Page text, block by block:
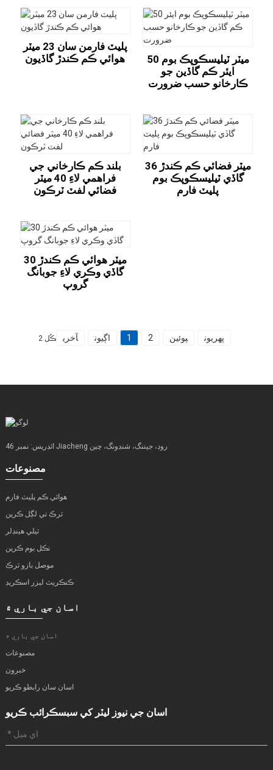
پليٽ فارمن سان 23 ميٽر
هوائي ڪم ڪندڙ گاڏيون
50 ميٽر ٽيليسڪوپڪ بوم
ايئر ڪم گاڏين جو
ڪارخانو حسب ضرورت
بلند ڪم ڪارخاني جي
فراهمي لاءِ 40 ميٽر
فضائي لفٽ ٽرڪون
36 ميٽر فضائي ڪم ڪندڙ
گاڏي ٽيليسڪوپڪ بوم
پليٽ فارم
30 ميٽر هوائي ڪم ڪندڙ
گاڏي وڪري لاءِ جوبانگ
گروپ
پهريون پوئين 1 2 اڳيون آخري ڪُل 2
ائڊريس: نمبر 46 Jiacheng روڊ، جيننگ، شنڊونگ، چين
مصنوعات
هوائي ڪم پليٽ فارم
ٽرڪ تي لڳل ڪرين
ٽيلي هينڊلر
نڪل بوم ڪرين
موصل بازو ٽرڪ
ڪنڪريٽ ليزر اسڪريڊ
اسان جي باري ۾
اسان جي باري ۾
مصنوعات
خبرون
اسان سان رابطو ڪريو
اسان جي نيوز ليٽر کي سبسڪرائب ڪريو